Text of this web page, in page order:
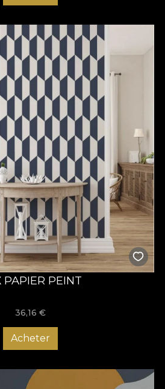
PAPIER PEINT
36,16 €
Acheter